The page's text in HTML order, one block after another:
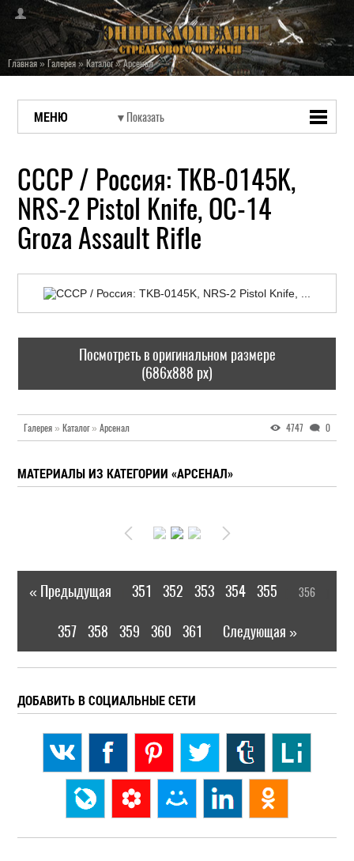
Главная»Галерея»Каталог»Арсенал
МЕНЮ
СССР / Россия: TKB-0145K,
NRS-2 Pistol Knife, OC-14
Groza Assault Rifle
Посмотреть в оригинальном размере
(686x888 px)
Галерея » Каталог» Арсенал 4747 0
МАТЕРИАЛЫ ИЗ КАТЕГОРИИ «АРСЕНАЛ»
« Предыдущая 351 352 353 354 355 356
357 358 359 360 361 Следующая »
ДОБАВИТЬ В СОЦИАЛЬНЫЕ СЕТИ